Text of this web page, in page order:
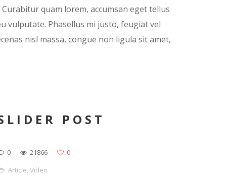
quam lorem, accumsan eget tellus
vulputate. Phasellus mi justo, feugiat vel
nisl massa, congue non ligula sit amet,
POST
0 21866
0
Article,Video